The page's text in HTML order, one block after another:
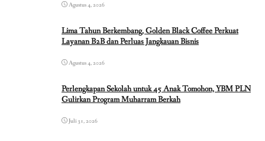
Agustus 4, 2026
Lima Tahun Berkembang, Golden Black Coffee Perkuat
Layanan B2B dan Perluas Jangkauan Bisnis
Agustus 4, 2026
Perlengkapan Sekolah untuk 45 Anak Tomohon, YBM PLN
Gulirkan Program Muharram Berkah
Juli 31, 2026